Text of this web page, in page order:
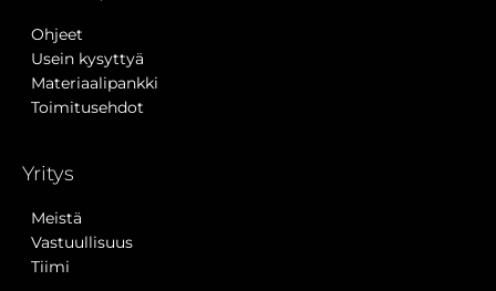
Ohjeet
Usein kysyttyä
Materiaalipankki
Toimitusehdot
Yritys
Meistä
Vastuullisuus
Tiimi